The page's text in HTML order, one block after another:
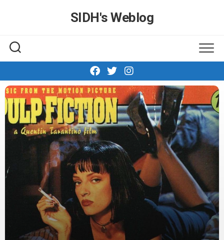
SIDH′s Weblog